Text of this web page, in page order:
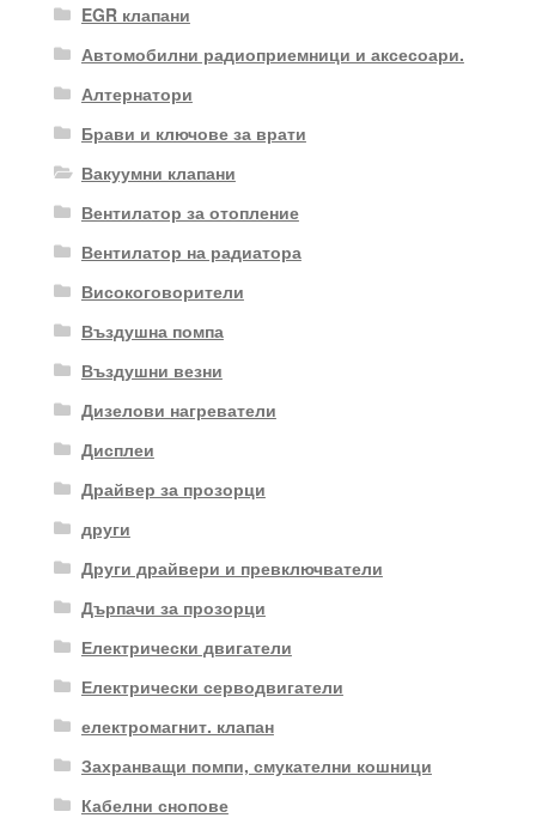
EGR клапани
Автомобилни радиоприемници и аксесоари.
Алтернатори
Брави и ключове за врати
Вакуумни клапани
Вентилатор за отопление
Вентилатор на радиатора
Високоговорители
Въздушна помпа
Въздушни везни
Дизелови нагреватели
Дисплеи
Драйвер за прозорци
други
Други драйвери и превключватели
Дърпачи за прозорци
Електрически двигатели
Електрически серводвигатели
електромагнит. клапан
Захранващи помпи, смукателни кошници
Кабелни снопове